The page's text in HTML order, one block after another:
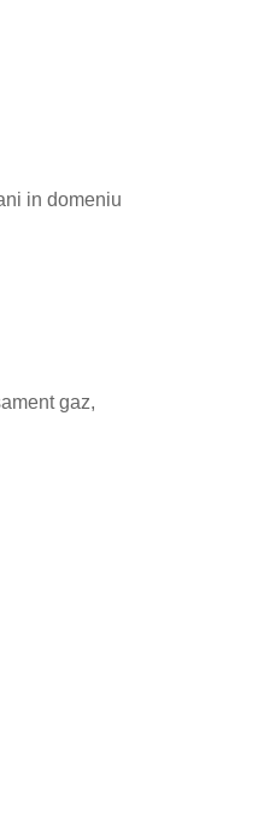
in domeniu
gaz,